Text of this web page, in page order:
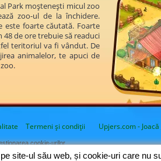
Termeni și condiții Upjers.com -
cookie-urilor
Park moștenești micul zoo
zoo-ul de la închidere.
este foarte căutată. Foarte
de ore trebuie să readuci
teritoriul va fi vândut. De
animalelor, te apuci de
site-ul său web, și cookie-uri care nu